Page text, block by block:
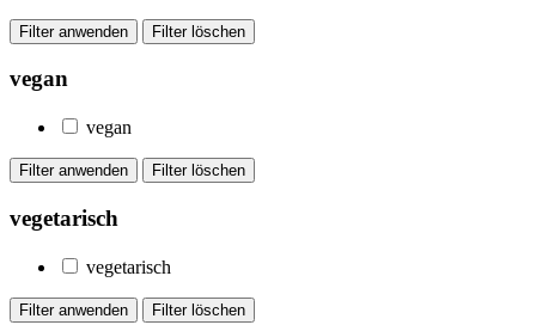
vegan
vegan
vegetarisch
vegetarisch